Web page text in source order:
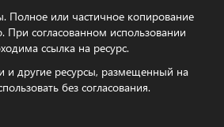
или частичное копирование
При согласованном использовании
ссылка на ресурс.
и другие ресурсы, размещенный на
без согласования.